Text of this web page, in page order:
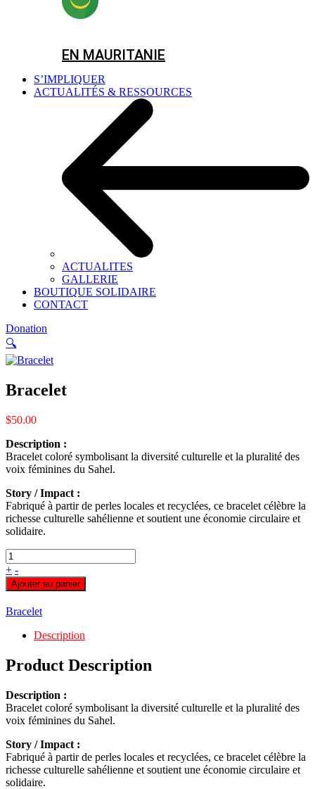
EN MAURITANIE
S’IMPLIQUER
ACTUALITÉS & RESSOURCES
ACTUALITES
GALLERIE
BOUTIQUE SOLIDAIRE
CONTACT
Donation
🔍
Bracelet
$50.00
Description :
Bracelet coloré symbolisant la diversité culturelle et la pluralité des
voix féminines du Sahel.
Story / Impact :
Fabriqué à partir de perles locales et recyclées, ce bracelet célèbre la
richesse culturelle sahélienne et soutient une économie circulaire et
solidaire.
+ -
Ajouter au panier
Bracelet
Description
Product Description
Description :
Bracelet coloré symbolisant la diversité culturelle et la pluralité des
voix féminines du Sahel.
Story / Impact :
Fabriqué à partir de perles locales et recyclées, ce bracelet célèbre la
richesse culturelle sahélienne et soutient une économie circulaire et
solidaire.